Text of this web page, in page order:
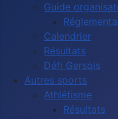
Guide
Calendrier
Résultats
Défi Gersois
Autres sports
Athlétisme
Résultats